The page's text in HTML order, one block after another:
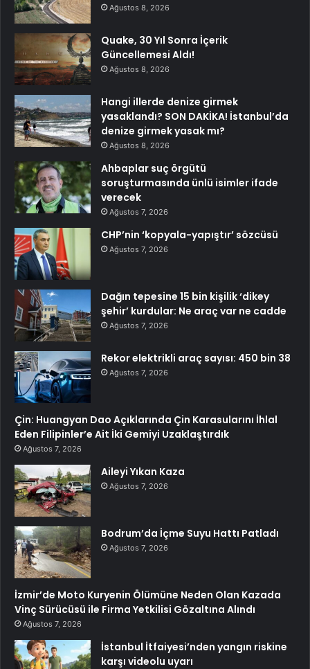
Ağustos 8, 2026
Quake, 30 Yıl Sonra İçerik
Güncellemesi Aldı!
Ağustos 8, 2026
Hangi illerde denize girmek
yasaklandı? SON DAKİKA! İstanbul’da
denize girmek yasak mı?
Ağustos 8, 2026
Ahbaplar suç örgütü
soruşturmasında ünlü isimler ifade
verecek
Ağustos 7, 2026
CHP’nin ‘kopyala-yapıştır’ sözcüsü
Ağustos 7, 2026
Dağın tepesine 15 bin kişilik ‘dikey
şehir’ kurdular: Ne araç var ne cadde
Ağustos 7, 2026
Rekor elektrikli araç sayısı: 450 bin 38
Ağustos 7, 2026
Çin: Huangyan Dao Açıklarında Çin Karasularını İhlal
Eden Filipinler’e Ait İki Gemiyi Uzaklaştırdık
Ağustos 7, 2026
Aileyi Yıkan Kaza
Ağustos 7, 2026
Bodrum’da İçme Suyu Hattı Patladı
Ağustos 7, 2026
İzmir’de Moto Kuryenin Ölümüne Neden Olan Kazada
Vinç Sürücüsü ile Firma Yetkilisi Gözaltına Alındı
Ağustos 7, 2026
İstanbul İtfaiyesi’nden yangın riskine
karşı videolu uyarı